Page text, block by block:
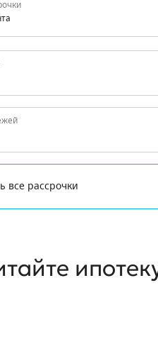
все рассрочки